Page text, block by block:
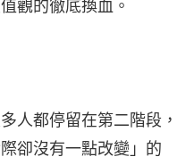
觀的徹底換血。
人都停留在第二階段，
卻沒有一點改變」的